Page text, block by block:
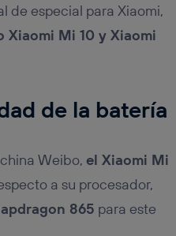
de especial para Xiaomi,
Xiaomi Mi 10 y Xiaomi
de la batería
Weibo, el Xiaomi Mi
a su procesador,
865 para este